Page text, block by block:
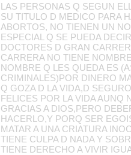
LAS PERSONAS Q SEGUN
SU TITULO D MEDICO PARA
ABORTOS, NO TIENEN UN
ESPECIAL Q SE PUEDA
DOCTORES D GRAN
CARRERA NO TIENE
NOMBRE Q LES QUEDA ES
CRIMINALES)POR DINERO
Q GOZA D LA VIDA,D
FELICES POR LA VIDA AUNQ
GRACIAS A DIOS,PERO
HACERLO,Y PORQ SER
MATAR A UNA CRIATURA
TIENE CULPA D NADA Y
TIENE DERECHO A VIVIR